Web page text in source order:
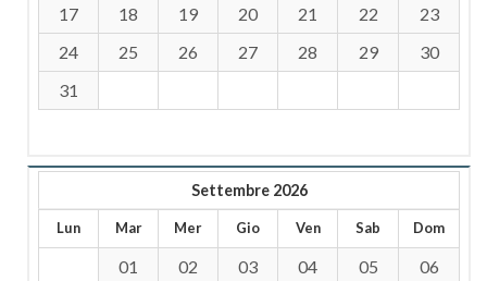
17
18 19 20 21 22
23
24
25 26 27 28 29
30
31
Settembre 2026
Lun Mar Mer Gio Ven Sab Dom
01 02 03 04 05
06